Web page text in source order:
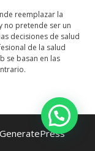
reemplazar la
no pretende ser un
decisiones de salud
de la salud
se basan en las
GeneratePress